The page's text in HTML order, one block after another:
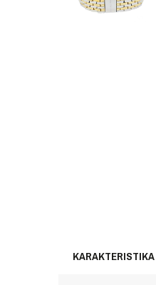
KARAKTERISTIKA